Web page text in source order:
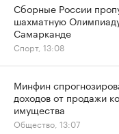
Сборные России
шахматную
Самарканде
Спорт, 13:08
Минфин
доходов от продажи
имущества
Общество, 13:07